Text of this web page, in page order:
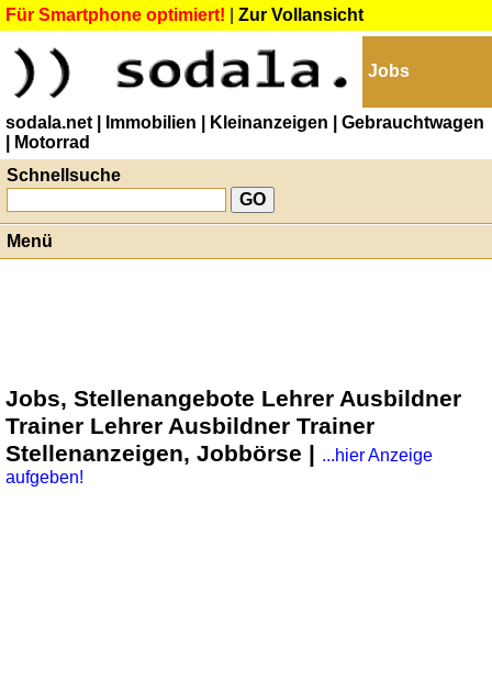
Für Smartphone optimiert! Zur Vollansicht
Jobs
sodala.net | Immobilien | Kleinanzeigen
| Gebrauchtwagen
| Motorrad
Schnellsuche
Menü
Jobs, Stellenangebote Lehrer Ausbildner
Trainer Lehrer Ausbildner Trainer
Stellenanzeigen, Jobbörse | ...hier Anzeige
aufgeben!